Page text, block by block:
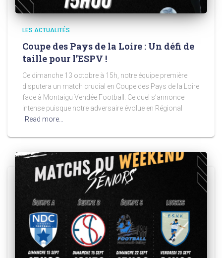
LES ACTUALITÉS
Coupe des Pays de la Loire : Un défi de
taille pour l’ESPV !
Ce dimanche 13 octobre à 15h, notre équipe première
disputera un match crucial en Coupe des Pays de la Loire
face à Montaigu Vendée Football. Ce duel s’annonce
intense puisque notre adversaire évolue en Régional
Read more…